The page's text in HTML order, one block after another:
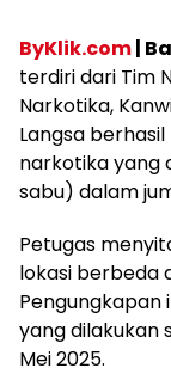
ByKlik.com|
terdiri dari Tim
Narkotika,
Langsa
narkotika yang
sabu) dalam
Petugas
lokasi berbeda
Pengungkapan
yang dilakukan
Mei 2025.